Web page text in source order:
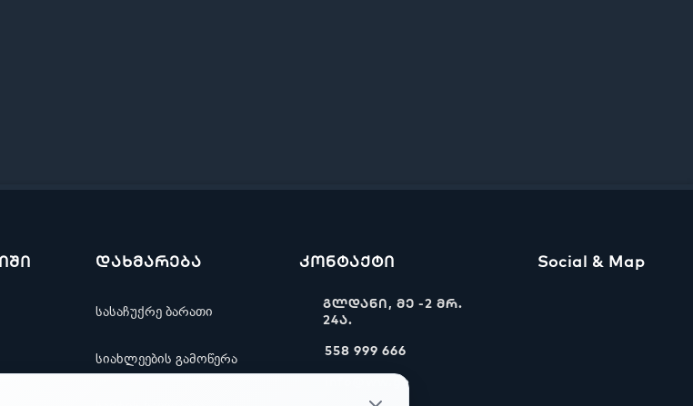
დახმარება
სასაჩუქრე ბარათი
სიახლეების გამოწერა
კონტაქტი
გლდანი, მე -2 მრ.
24ა.
558 999 666
info@ww.ge
Social & Map